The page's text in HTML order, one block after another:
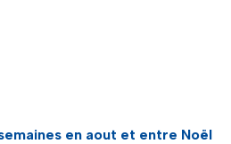
en aout et entre Noël